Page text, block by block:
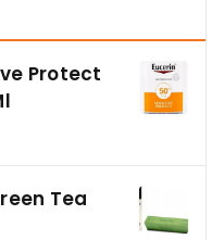
Protect
Tea